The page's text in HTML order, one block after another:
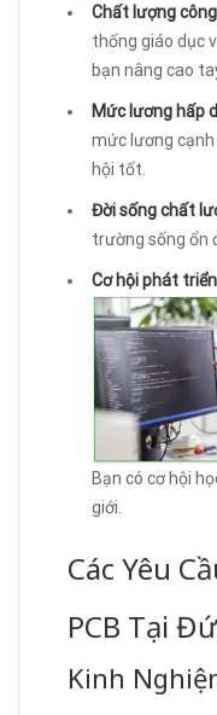
Chất lượng
thống giáo dục
bạn nâng cao
Mức lương hấp
mức lương cạnh
hội tốt.
Đời sống chất
trường sống ổn
Cơ hội phát
Bạn có cơ hội
giới.
Các Yêu
PCB Tại
Kinh